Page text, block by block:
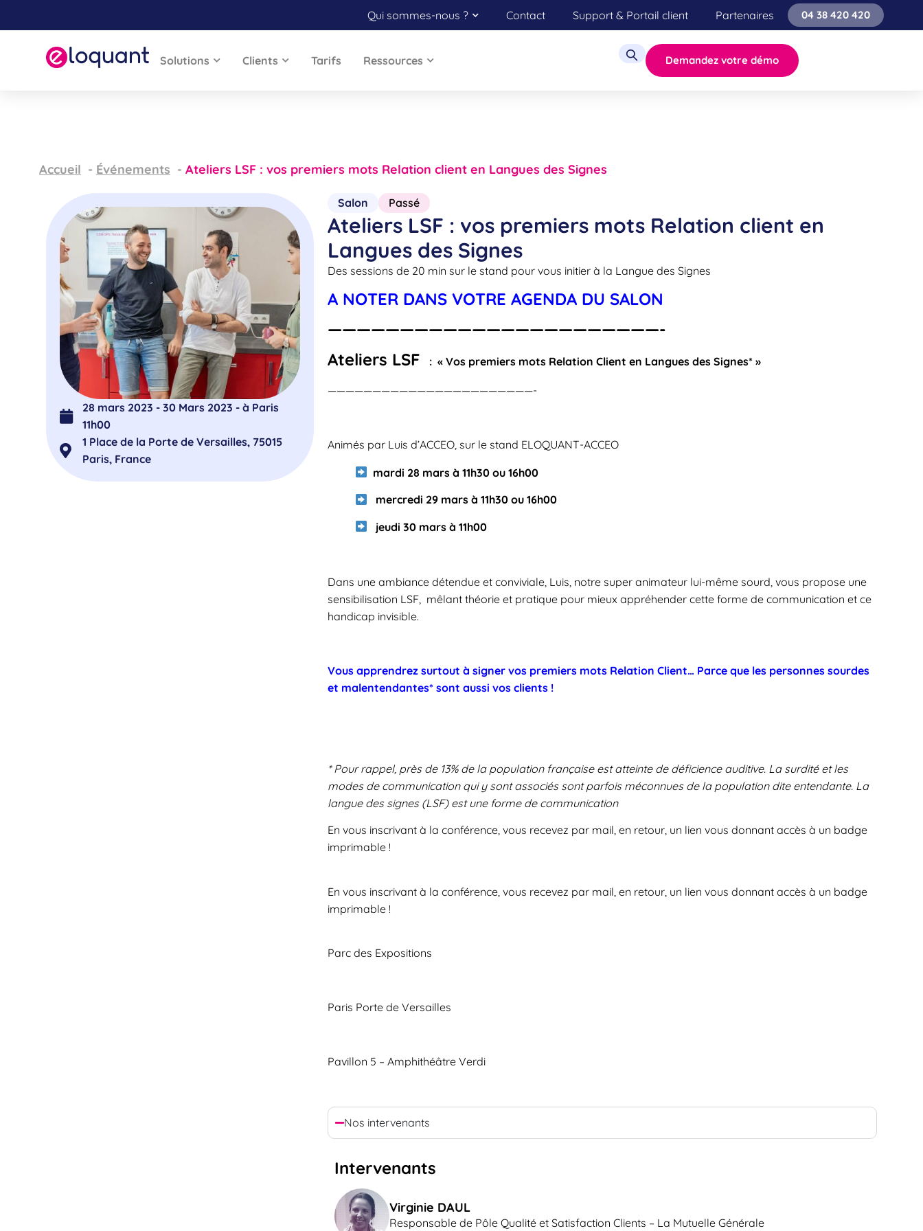
Qui sommes-nous ? Contact Support & Portail client Partenaires 04 38 420 420
Solutions Clients Tarifs Ressources Demandez votre démo
Accueil Événements Ateliers LSF : vos premiers mots Relation client en Langues des Signes
28 mars 2023 - 30 Mars 2023 - à Paris
11h00
1 Place de la Porte de Versailles, 75015
Paris, France
Salon Passé
Ateliers LSF : vos premiers mots Relation client en
Langues des Signes
Des sessions de 20 min sur le stand pour vous initier à la Langue des Signes
A NOTER DANS VOTRE AGENDA DU SALON
———————————————————————-
Ateliers LSF
: « Vos premiers mots Relation Client en Langues des Signes* »
———————————————————————-
Animés par Luis d’ACCEO, sur le stand ELOQUANT-ACCEO
mardi 28 mars à 11h30 ou 16h00
mercredi 29 mars à 11h30 ou 16h00
jeudi 30 mars à 11h00
Dans une ambiance détendue et conviviale, Luis, notre super animateur lui-même sourd, vous propose une
sensibilisation LSF, mêlant théorie et pratique pour mieux appréhender cette forme de communication et ce
handicap invisible.
Vous apprendrez surtout à signer vos premiers mots Relation Client… Parce que les personnes sourdes
et malentendantes* sont aussi vos clients !
* Pour rappel, près de 13% de la population française est atteinte de déficience auditive. La surdité et les
modes de communication qui y sont associés sont parfois méconnues de la population dite entendante. La
langue des signes (LSF) est une forme de communication
En vous inscrivant à la conférence, vous recevez par mail, en retour, un lien vous donnant accès à un badge
imprimable !
En vous inscrivant à la conférence, vous recevez par mail, en retour, un lien vous donnant accès à un badge
imprimable !
Parc des Expositions
Paris Porte de Versailles
Pavillon 5 – Amphithéâtre Verdi
Nos intervenants
Intervenants
Virginie DAUL
Responsable de Pôle Qualité et Satisfaction Clients – La Mutuelle Générale